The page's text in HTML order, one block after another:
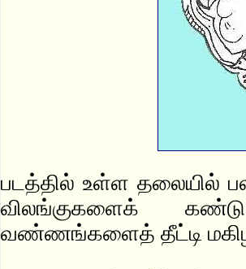
படத்தில் உள்ள தலையில்
விலங்குகளைக் கண்டு
வண்ணங்களைத் தீட்டி